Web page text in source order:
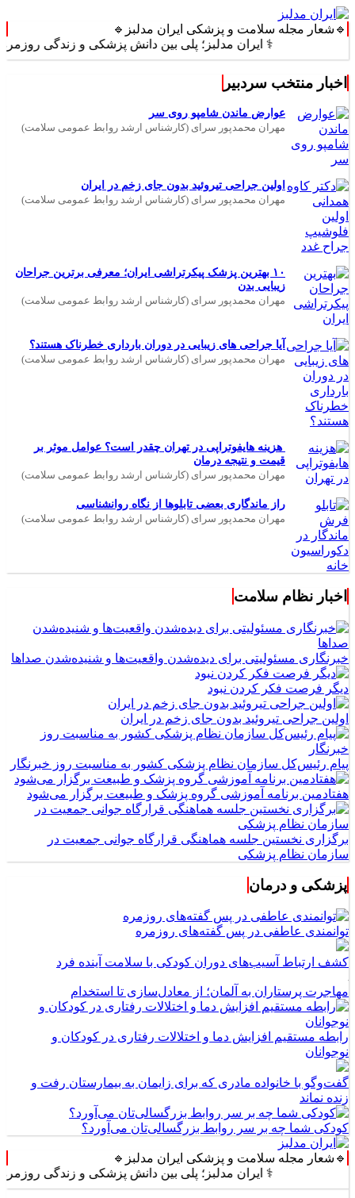
🔹شعار مجله سلامت و پزشکی ایران مدلبز🔹
⚕️ ایران مدلبز؛ پلی بین دانش پزشکی و زندگی روزمره ⚕️
اخبار منتخب سردبیر
عوارض ماندن شامپو روی سر
مهران محمدپور سرای (کارشناس ارشد روابط عمومی سلامت)
اولین جراحی تیروئید بدون جای زخم در ایران
مهران محمدپور سرای (کارشناس ارشد روابط عمومی سلامت)
۱۰ بهترین پزشک پیکرتراشی ایران؛ معرفی برترین جراحان
زیبایی بدن
مهران محمدپور سرای (کارشناس ارشد روابط عمومی سلامت)
آیا جراحی های زیبایی در دوران بارداری خطرناک هستند؟
مهران محمدپور سرای (کارشناس ارشد روابط عمومی سلامت)
هزینه هایفوتراپی در تهران چقدر است؟ عوامل موثر بر
قیمت و نتیجه درمان
مهران محمدپور سرای (کارشناس ارشد روابط عمومی سلامت)
راز ماندگاری بعضی تابلوها از نگاه روانشناسی
مهران محمدپور سرای (کارشناس ارشد روابط عمومی سلامت)
اخبار نظام سلامت
خبرنگاری مسئولیتی برای دیده‌شدن واقعیت‌ها و شنیده‌شدن صداها
دیگر فرصت فکر کردن نبود
اولین جراحی تیروئید بدون جای زخم در ایران
پیام رئیس‌کل سازمان نظام پزشکی کشور به مناسبت روز خبرنگار
هفتادمین برنامه آموزشی گروه پزشک و طبیعت برگزار می‌شود
برگزاری نخستین جلسه هماهنگی قرارگاه جوانی جمعیت در
سازمان نظام پزشکی
پزشکی و درمان
توانمندی عاطفی در پس گفته‌های روزمره
کشف ارتباط آسیب‌های دوران کودکی با سلامت آینده فرد
مهاجرت پرستاران به آلمان؛ از معادل‌سازی تا استخدام
رابطه مستقیم افزایش دما و اختلالات رفتاری در کودکان و
نوجوانان
گفت‌وگو با خانواده مادری که برای زایمان به بیمارستان رفت و
زنده نماند
کودکی شما چه بر سر روابط بزرگسالی‌تان می‌آورد؟
🔹شعار مجله سلامت و پزشکی ایران مدلبز🔹
⚕️ ایران مدلبز؛ پلی بین دانش پزشکی و زندگی روزمره ⚕️